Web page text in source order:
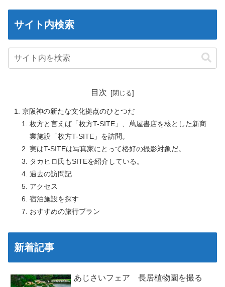
サイト内検索
目次
京阪神の新たな文化拠点のひとつだ
枚方と言えば「枚方T-SITE」、蔦屋書店を核とした新商
業施設「枚方T-SITE」を訪問。
実はT-SITEは写真家にとって格好の撮影対象だ。
タカヒロ氏もSITEを紹介している。
過去の訪問記
アクセス
宿泊施設を探す
おすすめの旅行プラン
新着記事
あじさいフェア 長居植物園を撮る